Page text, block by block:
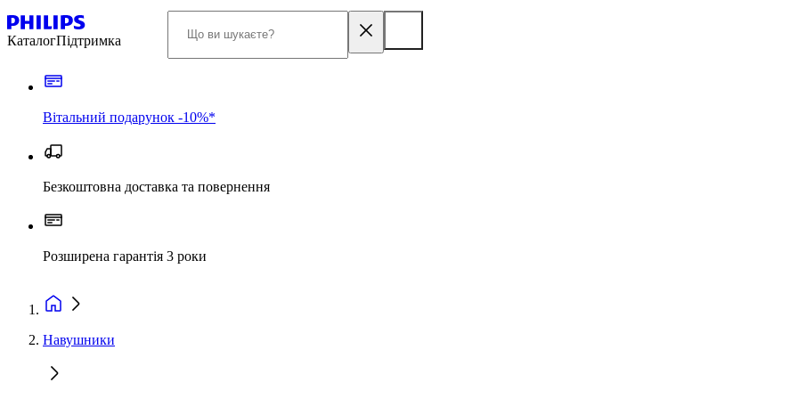
КаталогПідтримка
Вітальний подарунок -10%*
Безкоштовна доставка та повернення
Розширена гарантія 3 роки
Навушники